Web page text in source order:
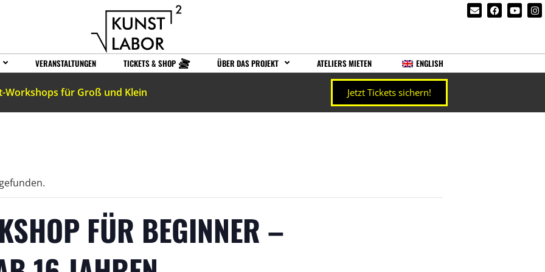
VERANSTALTUNGEN TICKETS & SHOP ÜBER DAS PROJEKT ATELIERS MIETEN ENGLISH
Workshops für Groß und Klein Jetzt Tickets sichern!
FÜR BEGINNER –